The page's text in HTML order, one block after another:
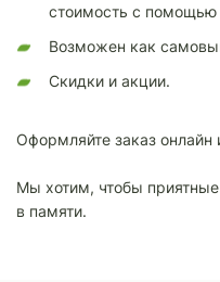
стоимость с помощью
Возможен как
Скидки и акции.
Оформляйте заказ онлайн
Мы хотим, чтобы
в памяти.